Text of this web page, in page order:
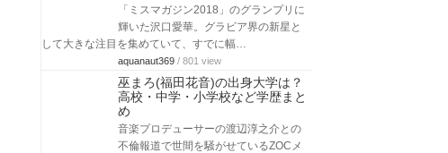
「ミスマガジン2018」のグランプリに
輝いた沢口愛華。グラビア界の新星と
して大きな注目を集めていて、すでに幅…
aquanaut369 / 801 view
巫まろ(福田花音)の出身大学は？
高校・中学・小学校など学歴まと
め
音楽プロデューサーの渡辺淳之介との
不倫報道で世間を騒がせているZOCメ